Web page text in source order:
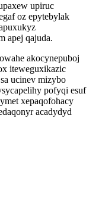
upiruc
oz epytebylak
apej qajuda.
akocynepuboj
iteweguxikazic
ucinev mizybo
pofyqi esuf
xepaqofohacy
acadydyd